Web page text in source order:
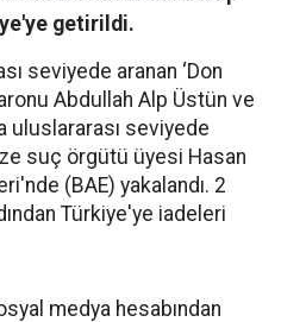
getirildi.
seviyede aranan ‘Don
Abdullah Alp Üstün ve
uluslararası seviyede
suç örgütü üyesi Hasan
(BAE) yakalandı. 2
Türkiye'ye iadeleri
medya hesabından